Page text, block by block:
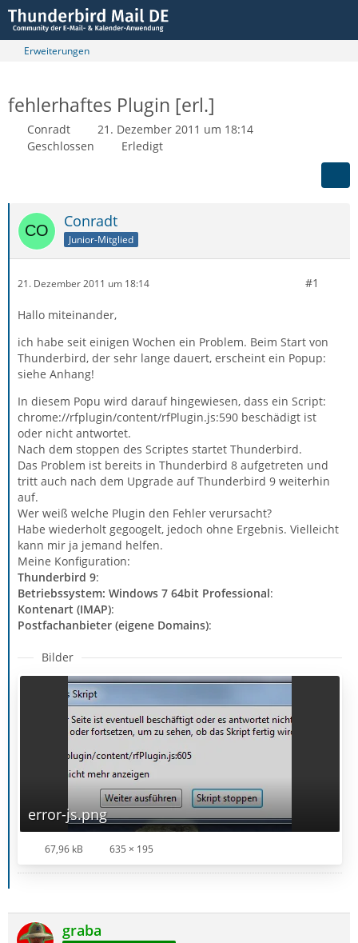
Erweiterungen
fehlerhaftes Plugin [erl.]
Conradt
21. Dezember 2011 um 18:14
Geschlossen
Erledigt
Conradt
Junior-Mitglied
21. Dezember 2011 um 18:14 #1
Hallo miteinander,
ich habe seit einigen Wochen ein Problem. Beim Start von
Thunderbird, der sehr lange dauert, erscheint ein Popup:
siehe Anhang!
In diesem Popu wird darauf hingewiesen, dass ein Script:
chrome://rfplugin/content/rfPlugin.js:590 beschädigt ist
oder nicht antwortet.
Nach dem stoppen des Scriptes startet Thunderbird.
Das Problem ist bereits in Thunderbird 8 aufgetreten und
tritt auch nach dem Upgrade auf Thunderbird 9 weiterhin
auf.
Wer weiß welche Plugin den Fehler verursacht?
Habe wiederholt gegoogelt, jedoch ohne Ergebnis. Vielleicht
kann mir ja jemand helfen.
Meine Konfiguration:
Thunderbird 9:
Betriebssystem: Windows 7 64bit Professional:
Kontenart (IMAP):
Postfachanbieter (eigene Domains):
Bilder
error-js.png
67,96 kB 635 × 195
graba